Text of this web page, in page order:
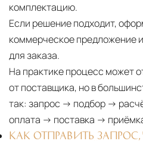
комплектацию.
Если решение подходит,
коммерческое предложение
для заказа.
На практике процесс может
от поставщика, но в
так: запрос → подбор →
оплата → поставка →
КАК ОТПРАВИТЬ ЗАПРОС,